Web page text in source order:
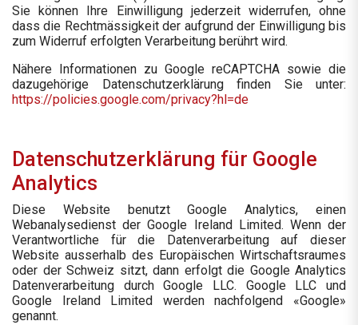
Sie können Ihre Einwilligung jederzeit widerrufen, ohne
dass die Rechtmässigkeit der aufgrund der Einwilligung bis
zum Widerruf erfolgten Verarbeitung berührt wird.
Nähere Informationen zu Google reCAPTCHA sowie die
dazugehörige Datenschutzerklärung finden Sie unter:
https://policies.google.com/privacy?hl=de
Datenschutzerklärung für Google
Analytics
Diese Website benutzt Google Analytics, einen
Webanalysedienst der Google Ireland Limited. Wenn der
Verantwortliche für die Datenverarbeitung auf dieser
Website ausserhalb des Europäischen Wirtschaftsraumes
oder der Schweiz sitzt, dann erfolgt die Google Analytics
Datenverarbeitung durch Google LLC. Google LLC und
Google Ireland Limited werden nachfolgend «Google»
genannt.